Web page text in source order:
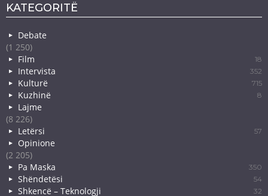
KATEGORITË
Debate
(1 250)
Film
18
Intervista 352
Kulturë 715
Kuzhinë 8
Lajme
(8 226)
Letërsi
57
Opinione
(2 205)
Pa Maska
350
Shëndetësi 54
Shkencë – Teknologji 32